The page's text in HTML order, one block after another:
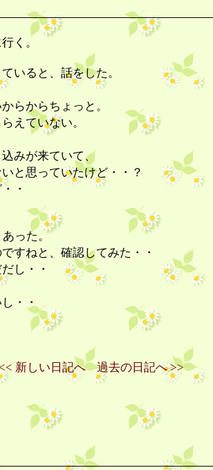
く。
いると、話をした。
らからちょっと。
えていない。
みが来ていて、
と思っていたけど・・？
・
あった。
すねと、確認してみた・・
し・・
・・
新しい日記へ 過去の日記へ >>